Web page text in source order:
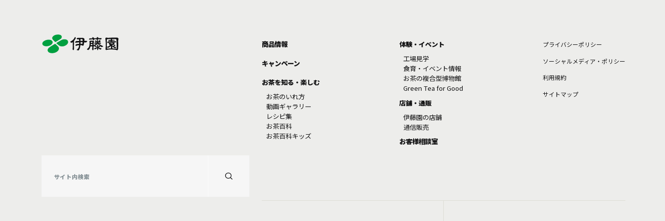
商品情報
キャンペーン
お茶を知る・楽しむ
お茶のいれ方
動画ギャラリー
レシピ集
お茶百科
お茶百科キッズ
体験・イベント
工場見学
食育・イベント情報
お茶の複合型博物館
Green Tea for Good
店舗・通販
伊藤園の店舗
通信販売
お客様相談室
プライバシーポリシー
ソーシャルメディア・ポリシー
利⽤規約
サイトマップ